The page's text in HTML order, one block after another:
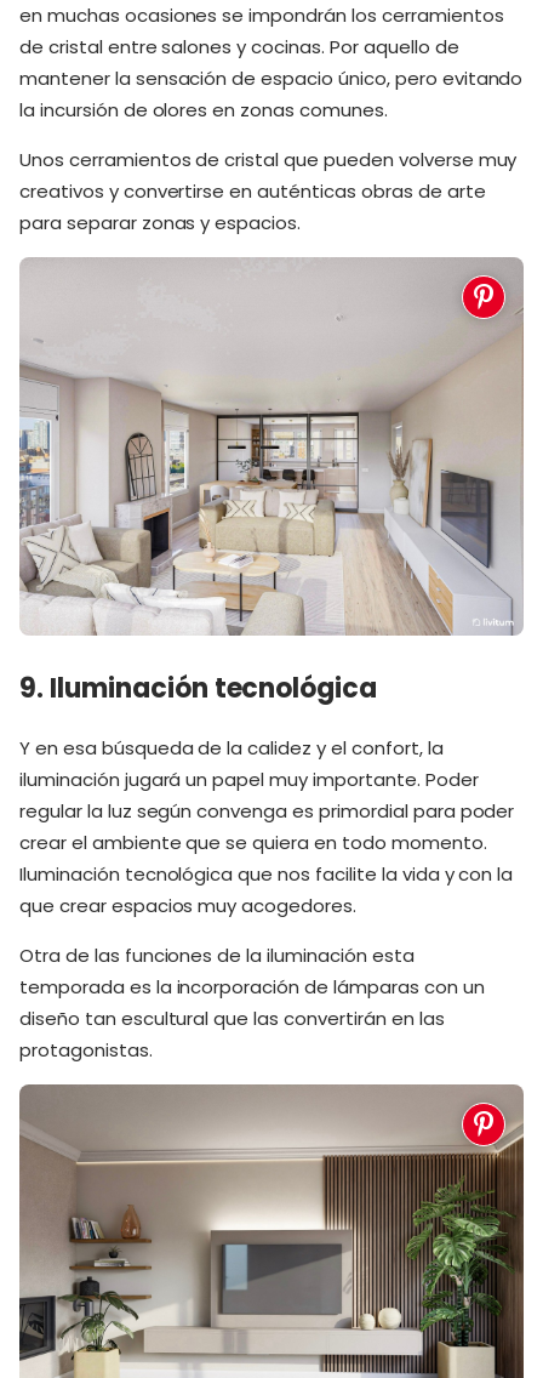
en muchas ocasiones se impondrán los cerramientos
de cristal entre salones y cocinas. Por aquello de
mantener la sensación de espacio único, pero evitando
la incursión de olores en zonas comunes.
Unos cerramientos de cristal que pueden volverse muy
creativos y convertirse en auténticas obras de arte
para separar zonas y espacios.
9. Iluminación tecnológica
Y en esa búsqueda de la calidez y el confort, la
iluminación jugará un papel muy importante. Poder
regular la luz según convenga es primordial para poder
crear el ambiente que se quiera en todo momento.
Iluminación tecnológica que nos facilite la vida y con la
que crear espacios muy acogedores.
Otra de las funciones de la iluminación esta
temporada es la incorporación de lámparas con un
diseño tan escultural que las convertirán en las
protagonistas.